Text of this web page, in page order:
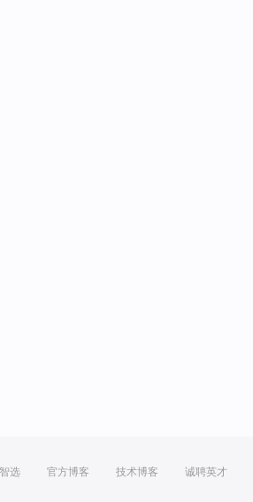
选 官方博客 技术博客 诚聘英才